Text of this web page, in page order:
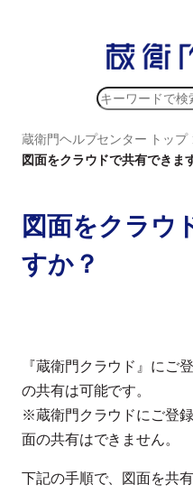
ッ
プ
検
蔵衛門ヘルプセンター トップ
図面をクラウドで共有できま
図面をクラウ
すか？
『蔵衛門クラウド』にご
の共有は可能です。
※蔵衛門クラウドにご登
面の共有はできません。
下記の手順で、図面を共